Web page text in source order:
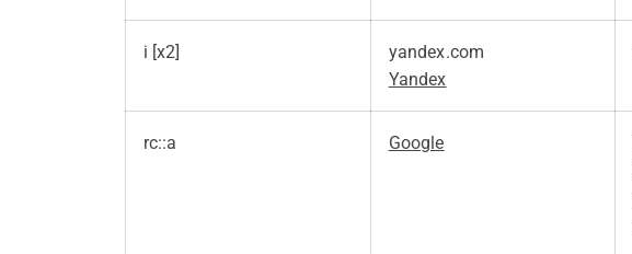
i [x2]
yandex.com
Yandex
rc::a Google